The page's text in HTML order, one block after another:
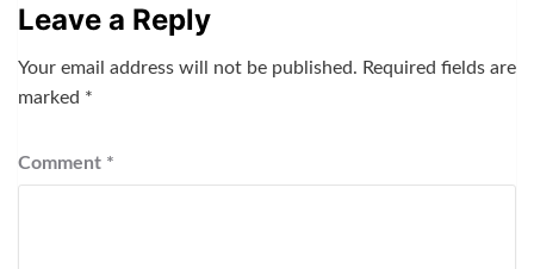
Leave a Reply
Your email address will not be published. Required fields are
marked *
Comment *